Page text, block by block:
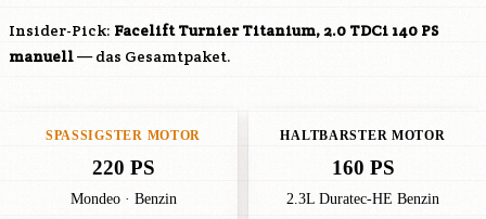
Insider-Pick: Facelift Turnier Titanium, 2.0 TDCi 140 PS
manuell— das Gesamtpaket.
SPASSIGSTER MOTOR
220 PS
Mondeo · Benzin
HALTBARSTER MOTOR
160 PS
2.3L Duratec-HE Benzin